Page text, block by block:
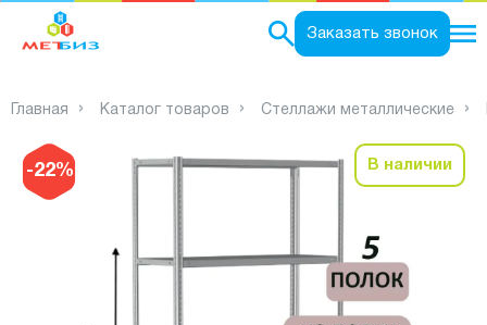
Заказать звонок
Главная Каталог товаров Стеллажи металлические
-22% В наличии